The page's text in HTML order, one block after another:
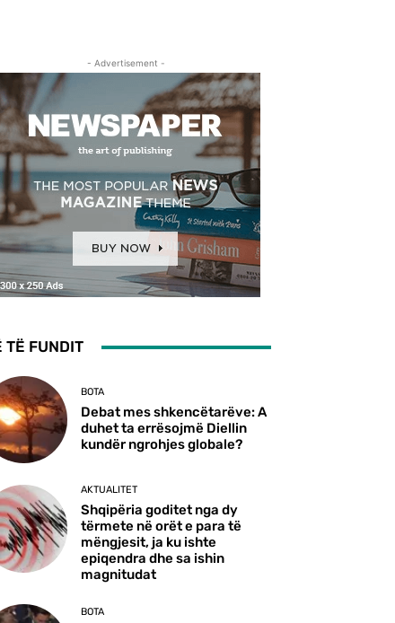
- Advertisement -
TË FUNDIT
BOTA
Debat mes shkencëtarëve: A
duhet ta errësojmë Diellin
kundër ngrohjes globale?
AKTUALITET
Shqipëria goditet nga dy
tërmete në orët e para të
mëngjesit, ja ku ishte
epiqendra dhe sa ishin
magnitudat
BOTA